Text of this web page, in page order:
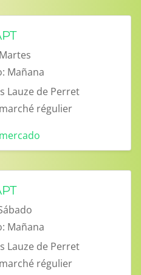
Martes
Mañana
Lauze de Perret
marché régulier
Mañana
Lauze de Perret
marché régulier